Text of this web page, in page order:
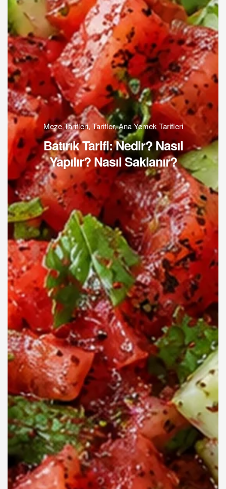
Meze Tarifleri, Tarifler,Ana Yemek Tarifleri
Batırık Tarifi: Nedir? Nasıl
Yapılır? Nasıl Saklanır?